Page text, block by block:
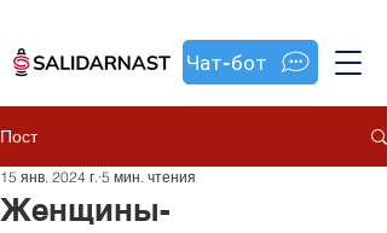
Чат-бот
Пост
Женщины-
15 янв. 2024 г. 5 мин. чтения